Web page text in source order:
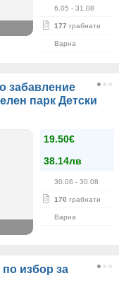
6.05 - 31.08
177 грабнати
Варна
забавление
парк Детски
19.50€
38.14лв
30.06 - 30.08
170 грабнати
Варна
избор за